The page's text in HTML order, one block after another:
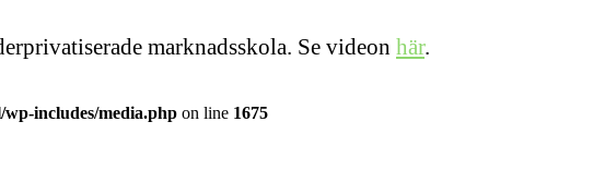
marknadsskola. Se videon här.
wp-includes/media.php on line 1675